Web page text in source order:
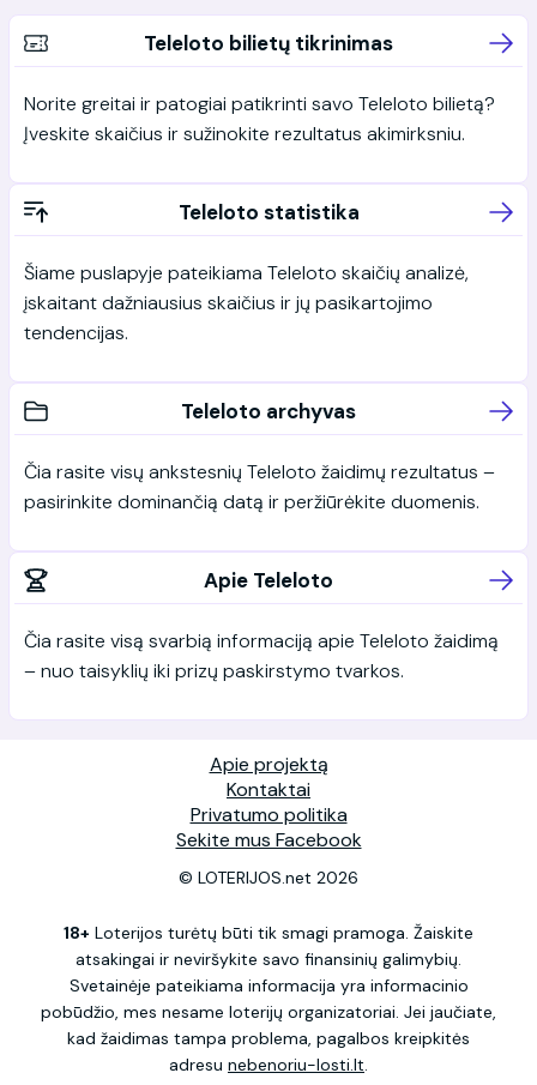
Teleloto bilietų tikrinimas
Norite greitai ir patogiai patikrinti savo Teleloto bilietą?
Įveskite skaičius ir sužinokite rezultatus akimirksniu.
Teleloto statistika
Šiame puslapyje pateikiama Teleloto skaičių analizė,
įskaitant dažniausius skaičius ir jų pasikartojimo
tendencijas.
Teleloto archyvas
Čia rasite visų ankstesnių Teleloto žaidimų rezultatus –
pasirinkite dominančią datą ir peržiūrėkite duomenis.
Apie Teleloto
Čia rasite visą svarbią informaciją apie Teleloto žaidimą
– nuo taisyklių iki prizų paskirstymo tvarkos.
Apie projektą
Kontaktai
Privatumo politika
Sekite mus Facebook
© LOTERIJOS.net 2026
18+ Loterijos turėtų būti tik smagi pramoga. Žaiskite
atsakingai ir neviršykite savo finansinių galimybių.
Svetainėje pateikiama informacija yra informacinio
pobūdžio, mes nesame loterijų organizatoriai. Jei jaučiate,
kad žaidimas tampa problema, pagalbos kreipkitės
adresu nebenoriu-losti.lt.